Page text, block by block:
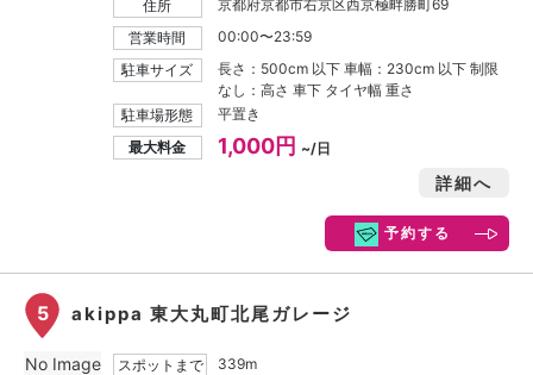
住所
京都府京都市右京区西京極畔勝町69
営業時間
00:00〜23:59
駐車サイズ
長さ：500cm 以下 車幅：230cm 以下 制限
なし：高さ 車下 タイヤ幅 重さ
駐車場形態
平置き
最大料金
1,000円 ~/日
詳細へ
予約する
5 akippa 東大丸町北尾ガレージ
スポットまで
339m
No Image